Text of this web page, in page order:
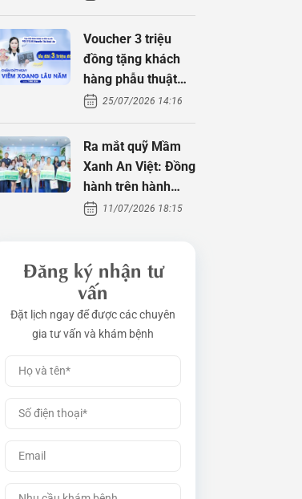
Voucher 3 triệu
đồng tặng khách
hàng phẫu thuật
xoang cùng PGS.
TS Nguyễn Thị
Hoài An
25/07/2026 14:16
Ra mắt quỹ Mầm
Xanh An Việt: Đồng
hành trên hành
trình tìm con
11/07/2026 18:15
Đăng ký nhận tư
vấn
Đặt lịch ngay để được các chuyên
gia tư vấn và khám bệnh